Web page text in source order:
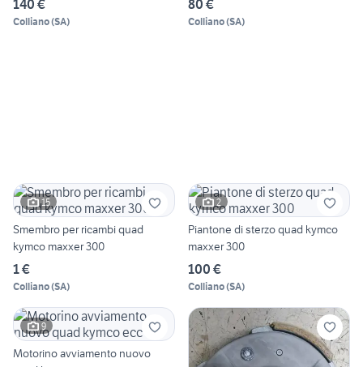
140 €
Colliano(SA)
80 €
Colliano(SA)
15
Smembro per ricambi quad
kymco maxxer 300
1 €
Colliano(SA)
2
Piantone di sterzo quad kymco
maxxer 300
100 €
Colliano(SA)
9
Motorino avviamento nuovo